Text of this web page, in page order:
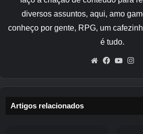
Na academia, Jimmy se
ambiente escolar repleto de
desafios. Ele navega por
sociais, como os valentões,
cheerleaders e outros,
seus problemas.
diversos assuntos, aqui, amo
conheço por gente, RPG, um
é tudo.
WebsiteFacebook
Artigos relacionados